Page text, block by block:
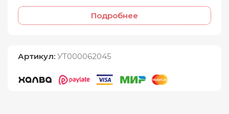
Подробнее
Артикул:УТ000062045